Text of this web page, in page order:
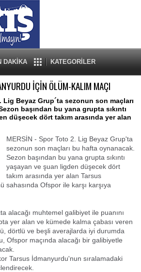
DAKİKA KATEGORİLER
İÇİN ÖLÜM-KALIM MAÇI
Lig Beyaz Grup´ta sezonun son maçları
başından bu yana grupta sıkıntı
düşecek dört takım arasında yer alan
MERSİN - Spor Toto 2. Lig Beyaz Grup'ta
sezonun son maçları bu hafta oynanacak.
Sezon başından bu yana grupta sıkıntı
yaşayan ve şuan ligden düşecek dört
takım arasında yer alan Tarsus
sahasında Ofspor ile karşı karşıya
alacağı muhtemel galibiyet ile puanını
yer alan ve kümede kalma çabası veren
dörtlü ve beşli averajlarda iyi durumda
Ofspor maçında alacağı bir galibiyetle
Tarsus İdmanyurdu'nun sıralamadaki